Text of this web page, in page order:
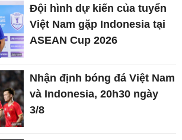
Đội hình dự kiến của tuyển
Việt Nam gặp Indonesia tại
ASEAN Cup 2026
Nhận định bóng đá Việt Nam
và Indonesia, 20h30 ngày
3/8